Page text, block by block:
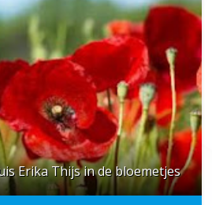
Erika Thijs in de bloemetjes